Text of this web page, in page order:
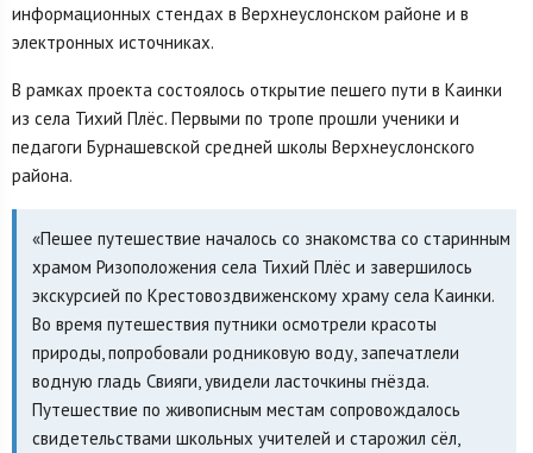
информационных стендах в Верхнеуслонском районе и в
электронных источниках.
В рамках проекта состоялось открытие пешего пути в Каинки
из села Тихий Плёс. Первыми по тропе прошли ученики и
педагоги Бурнашевской средней школы Верхнеуслонского
района.
«Пешее путешествие началось со знакомства со старинным
храмом Ризоположения села Тихий Плёс и завершилось
экскурсией по Крестовоздвиженскому храму села Каинки.
Во время путешествия путники осмотрели красоты
природы, попробовали родниковую воду, запечатлели
водную гладь Свияги, увидели ласточкины гнёзда.
Путешествие по живописным местам сопровождалось
свидетельствами школьных учителей и старожил сёл,